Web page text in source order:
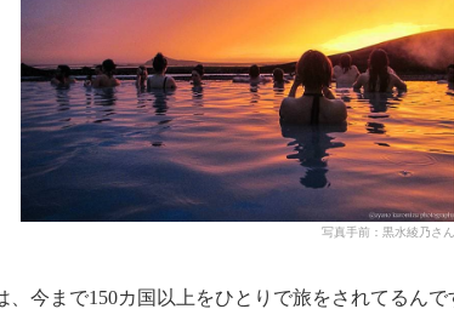
写真手前：黒水綾乃さん
今まで150カ国以上をひとりで旅をされてるんで